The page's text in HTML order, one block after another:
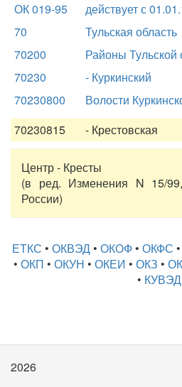
ОК 019-95
действует с
70
Тульская область
70200
Районы Тульской
70230
- Куркинский
70230800
Волости
70230815
- Крестовская
Центр - Кресты
(в ред. Изменения N 15/99,
России)
ЕТКС • ОКВЭД • ОКОФ • ОКФС •
• ОКП • ОКУН • ОКЕИ • ОКЗ •
• КУВЭД
2026